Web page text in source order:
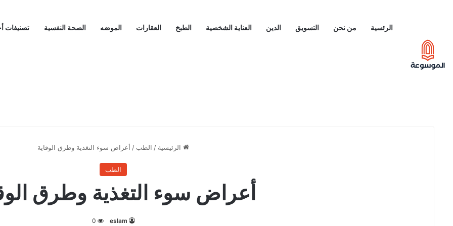
الرئسية من نحن التسويق الدين العناية الشخصية الطبخ العقارات الموضه الصحة النفسية تصنيفات
الرئيسية / الطب / أعراض سوء التغذية وطرق الوقاية
الطب
أعراض سوء التغذية وطرق
eslam
0